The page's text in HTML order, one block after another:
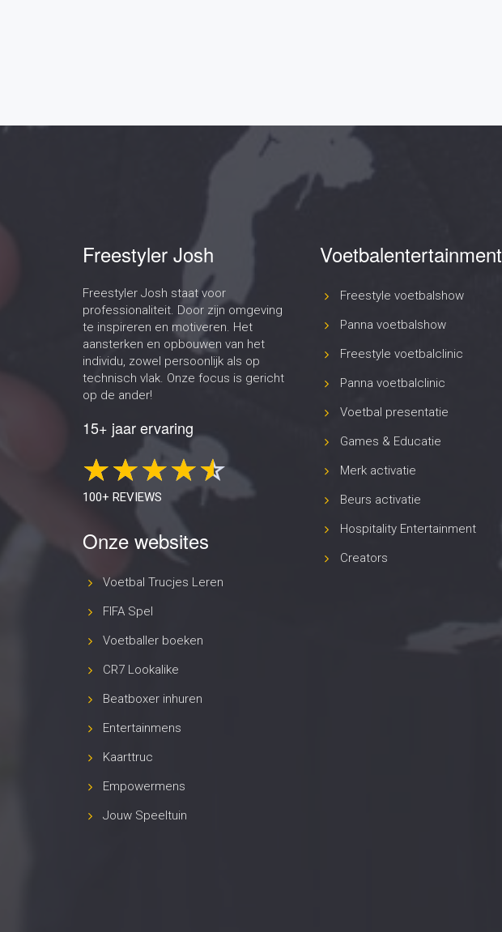
Freestyler Josh
Freestyler Josh staat voor
professionaliteit. Door zijn omgeving
te inspireren en motiveren. Het
aansterken en opbouwen van het
individu, zowel persoonlijk als op
technisch vlak. Onze focus is gericht
op de ander!
15+ jaar ervaring
100+ REVIEWS
Onze websites
Voetbal Trucjes Leren
FIFA Spel
Voetballer boeken
CR7 Lookalike
Beatboxer inhuren
Entertainmens
Kaarttruc
Empowermens
Jouw Speeltuin
Voetbalentertainment
Freestyle voetbalshow
Panna voetbalshow
Freestyle voetbalclinic
Panna voetbalclinic
Voetbal presentatie
Games & Educatie
Merk activatie
Beurs activatie
Hospitality Entertainment
Creators